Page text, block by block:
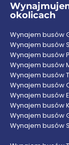
okolicach
Wynajem busów
Wynajem busów
Wynajem busów
Wynajem busów
Wynajem busów
Wynajem busów
Wynajem busów
Wynajem busów
Wynajem busów
Wynajem busów